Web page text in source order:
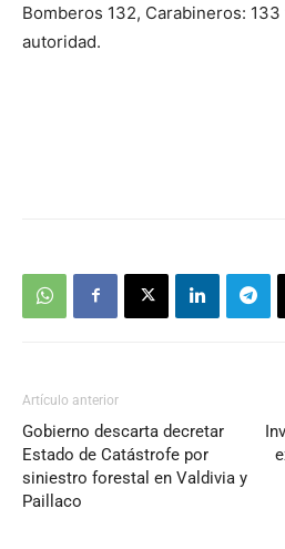
Bomberos 132, Carabineros:
autoridad.
Artículo anterior
Gobierno descarta decretar
Estado de Catástrofe por
siniestro forestal en Valdivia y
Paillaco